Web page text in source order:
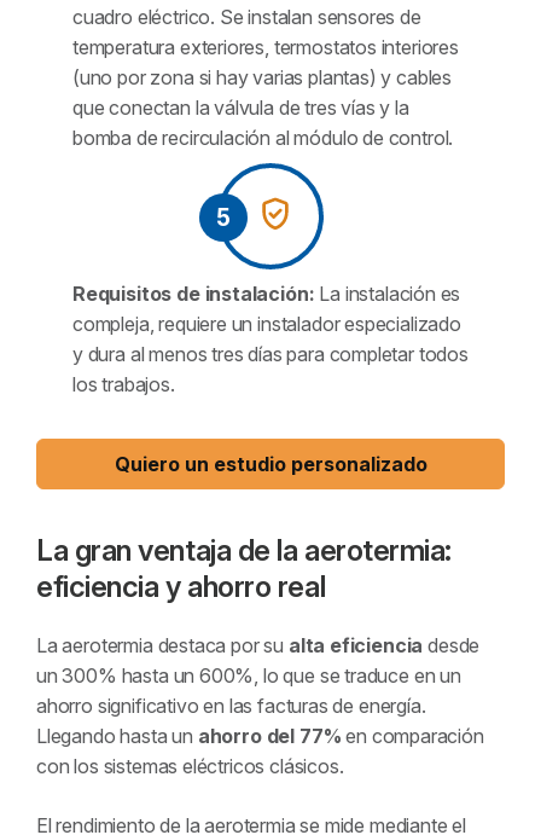
cuadro eléctrico. Se instalan sensores de
temperatura exteriores, termostatos interiores
(uno por zona si hay varias plantas) y cables
que conectan la válvula de tres vías y la
bomba de recirculación al módulo de control.
5
Requisitos de instalación: La instalación es
compleja, requiere un instalador especializado
y dura al menos tres días para completar todos
los trabajos.
Quiero un estudio personalizado
La gran ventaja de la aerotermia:
eficiencia y ahorro real
La aerotermia destaca por su alta eficiencia desde
un 300% hasta un 600%, lo que se traduce en un
ahorro significativo en las facturas de energía.
Llegando hasta un ahorro del 77% en comparación
con los sistemas eléctricos clásicos.
El rendimiento de la aerotermia se mide mediante el